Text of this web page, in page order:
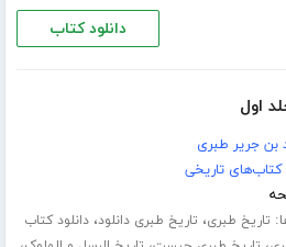
دانلود کتاب
اول
بن جریر طبری
کتاب‌های تاریخی
تاریخ طبری، تاریخ طبری دانلود،دانلود کتاب